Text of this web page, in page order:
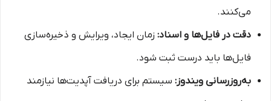
می‌کنند.
دقت در فایل‌ها و اسناد: زمان ایجاد، ویرایش و ذخیره‌سازی
فایل‌ها باید درست ثبت شود.
به‌روزرسانی ویندوز: سیستم برای دریافت آپدیت‌ها نیازمند